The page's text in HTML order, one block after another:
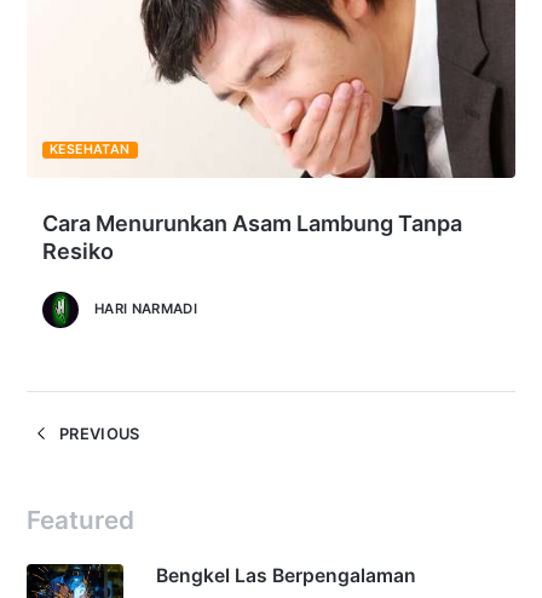
Cara Menurunkan Asam Lambung Tanpa
Resiko
HARI NARMADI
KESEHATAN
PREVIOUS
Featured
Bengkel Las Berpengalaman